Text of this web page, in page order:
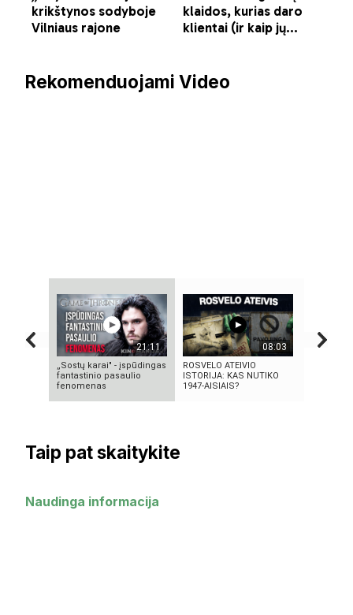
Rekomenduojami Video
21:11
„Sostų karai" - įspūdingas
fantastinio pasaulio
fenomenas
08:03
ROSVELO ATEIVIO
ISTORIJA: KAS NUTIKO
1947-AISIAIS?
Taip pat skaitykite
Naudinga informacija